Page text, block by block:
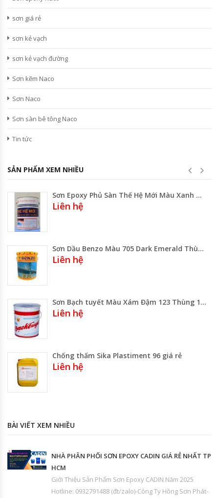
sơn giá rẻ
sơn kẻ vạch
sơn kẻ vạch đường
Sơn kẽm Naco
Sơn Naco
Sơn sàn bê tông Naco
Tin tức
SẢN PHẨM XEM NHIỀU
Sơn Epoxy Phủ Sàn Thế Hệ Mới Màu Xanh Ngọc EC 3.356 Yellow green
Liên hệ
Sơn Dầu Benzo Màu 705 Dark Emerald Thùng 17.5 Lít -Lon 3 Lít
Liên hệ
Sơn Bạch tuyết Màu Xám Đậm 123 Thùng 16kg Loại Lớn
Liên hệ
Chống thấm Sika Plastiment 96 giá rẻ
Liên hệ
BÀI VIẾT XEM NHIỀU
NHÀ PHÂN PHỐI SƠN EPOXY CADIN GIÁ RẺ NHẤT TP
HCM
Giới Thiệu Sản Phẩm Sơn Epoxy CADIN Năm 2025
Hotline: 0932791488 (đt/zalo)-Công Ty Hồng Sơn Phát-